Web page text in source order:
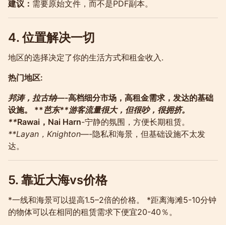
建议： 需要原始文件，而不是PDF副本。
4. 位置解决一切
地区的选择决定了你的生活方式和租金收入.
热门地区:
邦涛，拉古纳—-高档细分市场，高租金需求，发达的基础
设施。 **芭东**游客流量很大，但很吵，很拥挤。
**Rawai，Nai Harn-宁静的氛围，方便长期租赁。
**Layan，Knighton—-隐私和海景，但基础设施不太发
达。
5. 靠近大海vs价格
*一线和海景可以提高1.5–2倍的价格。 *距离海滩5-10分钟
的物体可以在相同的租赁需求下便宜20-40％。